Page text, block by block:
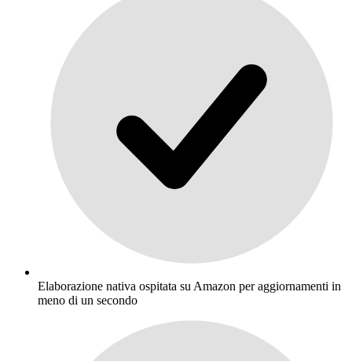
Elaborazione nativa ospitata su Amazon per aggiornamenti in
meno di un secondo